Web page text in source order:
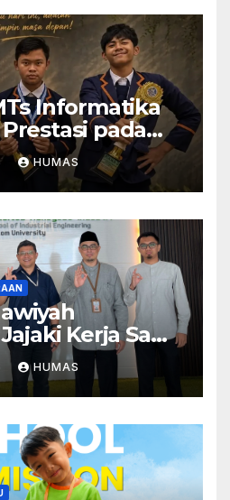
Informatika
pada
2026
HUMAS
Kerja Sama
Teknologi
University
HUMAS